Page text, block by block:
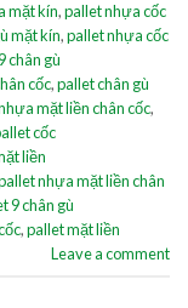
mặt kín,pallet nhựa cốc
mặt kín,pallet nhựa cốc
chân gù
cốc,pallet chân gù
mặt liền chân cốc,
cốc
liền
nhựa mặt liền chân
9 chân gù
,pallet mặt liền
Leave a comment